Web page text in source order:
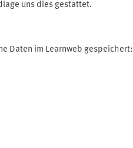
uns dies gestattet.
Daten im Learnweb gespeichert: